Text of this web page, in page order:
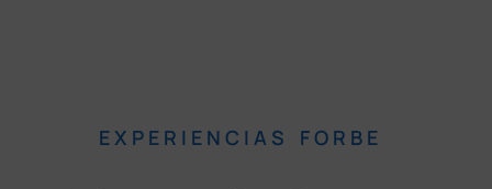
EXPERIENCIAS FORBE